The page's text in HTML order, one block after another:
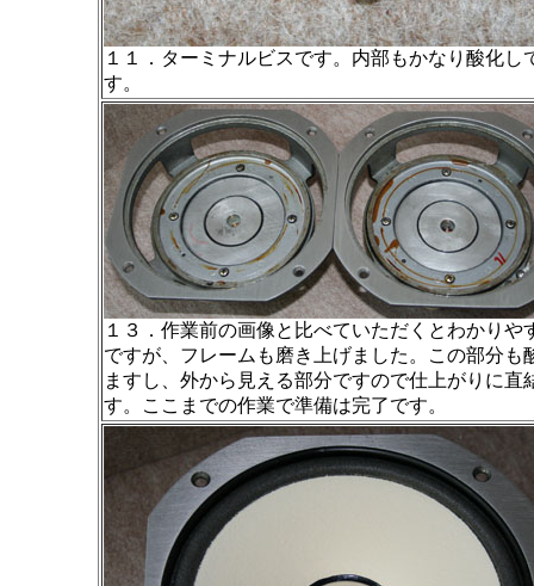
１１．ターミナルビスです。内部もかなり酸化し
す。
１３．作業前の画像と比べていただくとわかりや
ですが、フレームも磨き上げました。この部分も
ますし、外から見える部分ですので仕上がりに直
す。ここまでの作業で準備は完了です。